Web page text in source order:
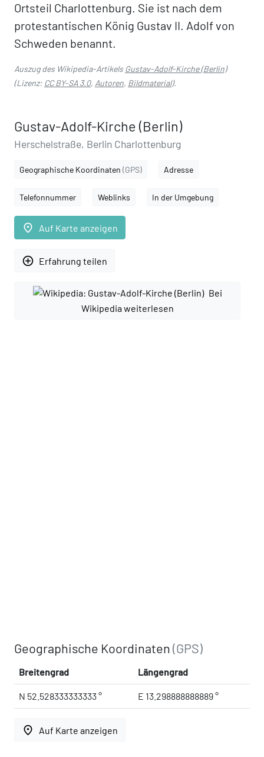
Ortsteil Charlottenburg. Sie ist nach dem
protestantischen König Gustav II. Adolf von
Schweden benannt.
Auszug des Wikipedia-ArtikelsGustav-Adolf-Kirche (Berlin)
(Lizenz: CC BY-SA 3.0, Autoren, Bildmaterial).
Gustav-Adolf-Kirche (Berlin)
Herschelstraße, Berlin Charlottenburg
Geographische Koordinaten (GPS) Adresse
Telefonnummer Weblinks In der Umgebung
place Auf Karte anzeigen
add_circle_outline Erfahrung teilen
Bei
Wikipedia weiterlesen
Geographische Koordinaten(GPS)
Breitengrad Längengrad
N 52.528333333333 ° E 13.298888888889 °
place Auf Karte anzeigen